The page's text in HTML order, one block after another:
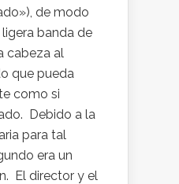
de modo
banda de
cabeza al
que pueda
como si
Debido a la
para tal
era un
El director y el